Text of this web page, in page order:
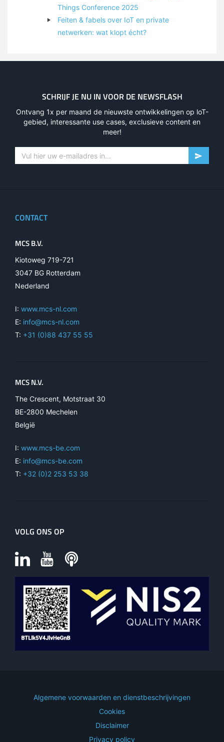
Things Conference 2025
Feiten & fabels over IoT en private
netwerken: wat klopt écht?
SCHRIJF JE NU IN VOOR DE NEWSFLASH
Ontvang 1x per maand de nieuwste ontwikkelingen op loT-
gebied, interessante use cases, exclusieve content en
meer!
CONTACT
MCS B.V.
Kiotoweg 719-721
3047 BG Rotterdam
Nederland
I: www.mcs-nl.com
E: info@mcs-nl.com
T: +31 (0)88 437 55 55
MCS N.V.
The Crescent, Motstraat 30
BE-2800 Mechelen
België
I: www.mcs-be.com
E: info@mcs-be.com
T: +32 (0)2 253 53 38
VOLG ONS OP
Algemene voorwaarden en dienstbeschrijvingen
Cookies
Disclaimer
Privacy policy